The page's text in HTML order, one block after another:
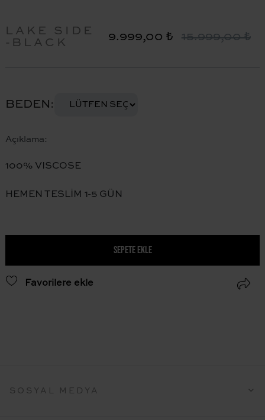
LAKE SIDE
-BLACK
9.999,00 ₺ 15.999,00 ₺
BEDEN
Açıklama:
100% VISCOSE
HEMEN TESLİM 1-5 GÜN
SEPETE EKLE
Favorilere ekle
SOSYAL MEDYA